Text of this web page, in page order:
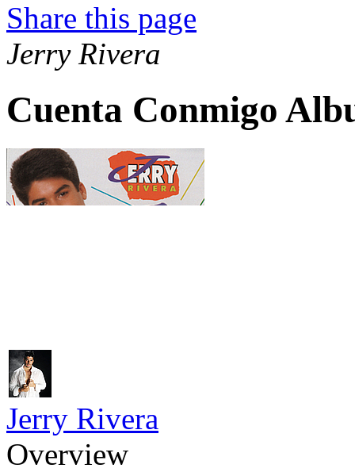
Share this page
Jerry Rivera
Cuenta Conmigo
Jerry Rivera
Overview